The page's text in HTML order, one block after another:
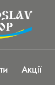
Акції